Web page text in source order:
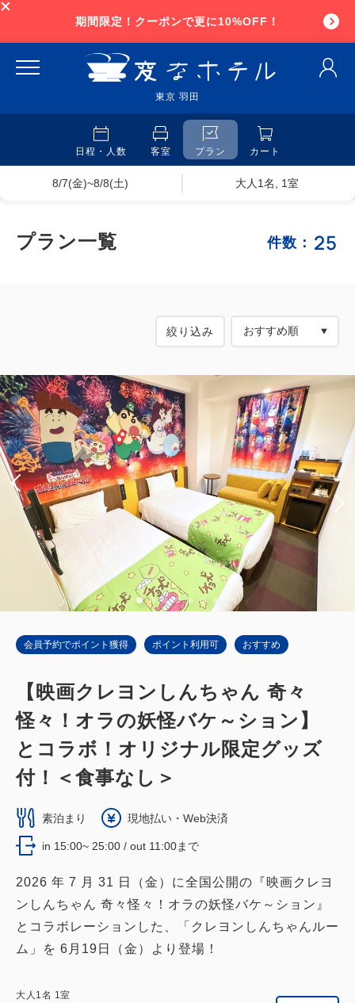
期間限定！クーポンで更に10%OFF！
東京 羽田
日程・人数 客室 プラン カート
8/7(金)~8/8(土) 大人1名, 1室
プラン一覧 件数： 25
絞り込み
会員予約でポイント獲得 ポイント利用可 おすすめ
【映画クレヨンしんちゃん 奇々
怪々！オラの妖怪バケ～ション】
とコラボ！オリジナル限定グッズ
付！＜食事なし＞
素泊まり 現地払い・Web決済
in 15:00~ 25:00 / out 11:00まで
2026 年 7 月 31 日（金）に全国公開の『映画クレヨ
ンしんちゃん 奇々怪々！オラの妖怪バケ～ション』
とコラボレーションした、「クレヨンしんちゃんルー
ム」を 6月19日（金）より登場！
大人 1名 1室